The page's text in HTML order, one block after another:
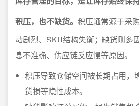
积压，也不缺货。 积压通常源于采
动剧烈、SKU结构失衡；缺货则多
息不准确、供应链反应慢等原因。
积压导致仓储空间被长期占用，
货损等隐性成本。